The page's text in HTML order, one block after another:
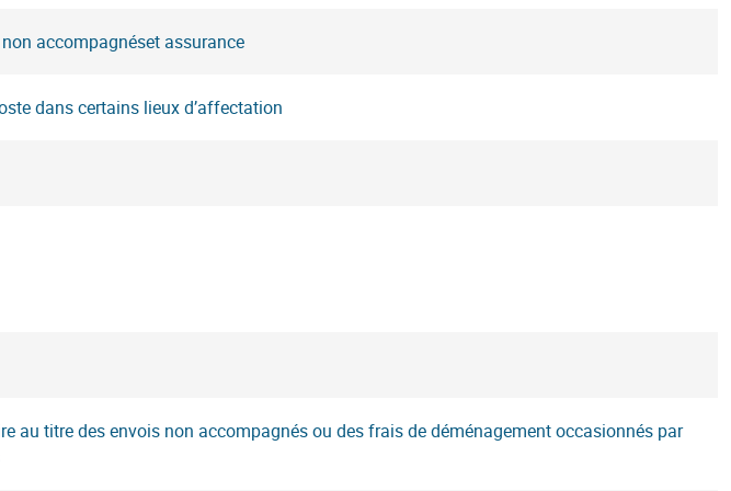
accompagnéset assurance
dans certains lieux d’affectation
au titre des envois non accompagnés ou des frais de déménagement occasionnés par